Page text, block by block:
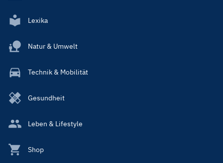
Lexika
Natur & Umwelt
Technik & Mobilität
Gesundheit
Leben & Lifestyle
Shop